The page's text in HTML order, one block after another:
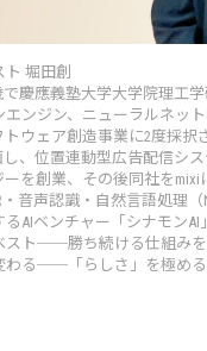
堀田創
慶應義塾大学大学院理工
ンジン、ニューラルネッ
トウェア創造事業に2度採択
、位置連動型広告配信シス
を創業、その後同社をmixi
音声認識・自然言語処理
AIベンチャー「シナモンAI
スト──勝ち続ける仕組み
わる──「らしさ」を極め